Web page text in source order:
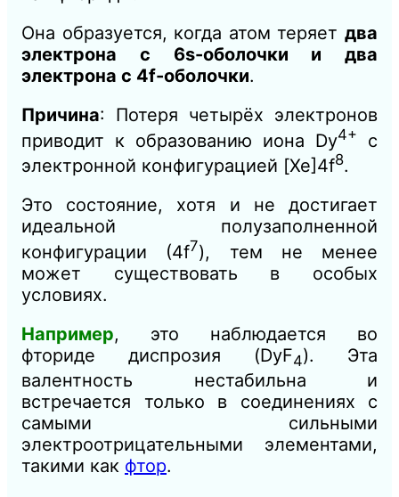
Она образуется, когда атом теряет два
электрона с 6s-оболочки и два
электрона с 4f-оболочки.
Причина: Потеря четырёх электронов
приводит к образованию иона Dy4+
с
электронной конфигурацией [Xe]4f8.
Это состояние, хотя и не достигает
идеальной полузаполненной
конфигурации (4f7), тем не менее
может существовать в особых
условиях.
Например, это наблюдается во
фториде диспрозия (DyF4​). Эта
валентность нестабильна и
встречается только в соединениях с
самыми сильными
электроотрицательными элементами,
такими как фтор.